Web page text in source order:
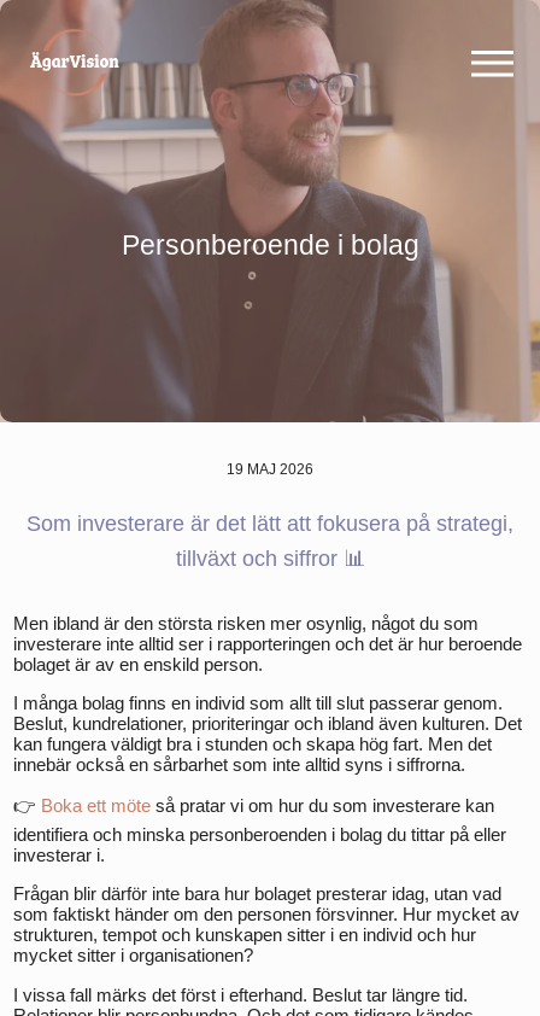
Personberoende i bolag
19 MAJ 2026
Som investerare är det lätt att fokusera på strategi,
tillväxt och siffror 📊
Men ibland är den största risken mer osynlig, något du som
investerare inte alltid ser i rapporteringen och det är hur beroende
bolaget är av en enskild person.
I många bolag finns en individ som allt till slut passerar genom.
Beslut, kundrelationer, prioriteringar och ibland även kulturen. Det
kan fungera väldigt bra i stunden och skapa hög fart. Men det
innebär också en sårbarhet som inte alltid syns i siffrorna.
👉 Boka ett möte så pratar vi om hur du som investerare kan
identifiera och minska personberoenden i bolag du tittar på eller
investerar i.
Frågan blir därför inte bara hur bolaget presterar idag, utan vad
som faktiskt händer om den personen försvinner. Hur mycket av
strukturen, tempot och kunskapen sitter i en individ och hur
mycket sitter i organisationen?
I vissa fall märks det först i efterhand. Beslut tar längre tid.